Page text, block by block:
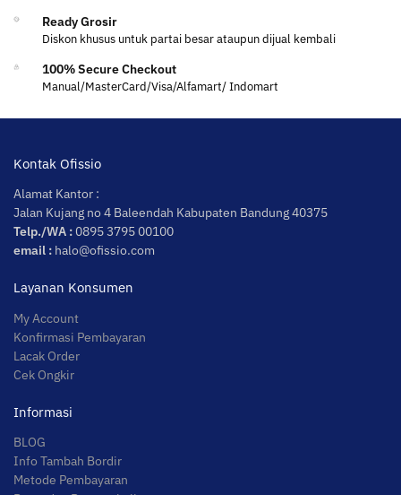
Ready Grosir
Diskon khusus untuk partai besar ataupun dijual kembali
100% Secure Checkout
Manual/MasterCard/Visa/Alfamart/ Indomart
Kontak Ofissio
Alamat Kantor :
Jalan Kujang no 4 Baleendah Kabupaten Bandung 40375
Telp./WA :0895 3795 00100
email : halo@ofissio.com
Layanan Konsumen
My Account
Konfirmasi Pembayaran
Lacak Order
Cek Ongkir
Informasi
BLOG
Info Tambah Bordir
Metode Pembayaran